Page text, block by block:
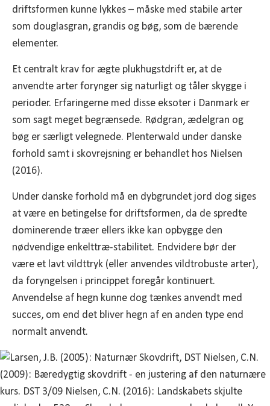
driftsformen kunne lykkes – måske med stabile arter
som douglasgran, grandis og bøg, som de bærende
elementer.
Et centralt krav for ægte plukhugstdrift er, at de
anvendte arter forynger sig naturligt og tåler skygge i
perioder. Erfaringerne med disse eksoter i Danmark er
som sagt meget begrænsede. Rødgran, ædelgran og
bøg er særligt velegnede. Plenterwald under danske
forhold samt i skovrejsning er behandlet hos Nielsen
(2016).
Under danske forhold må en dybgrundet jord dog siges
at være en betingelse for driftsformen, da de spredte
dominerende træer ellers ikke kan opbygge den
nødvendige enkelttræ-stabilitet. Endvidere bør der
være et lavt vildttryk (eller anvendes vildtrobuste arter),
da foryngelsen i princippet foregår kontinuert.
Anvendelse af hegn kunne dog tænkes anvendt med
succes, om end det bliver hegn af en anden type end
normalt anvendt.